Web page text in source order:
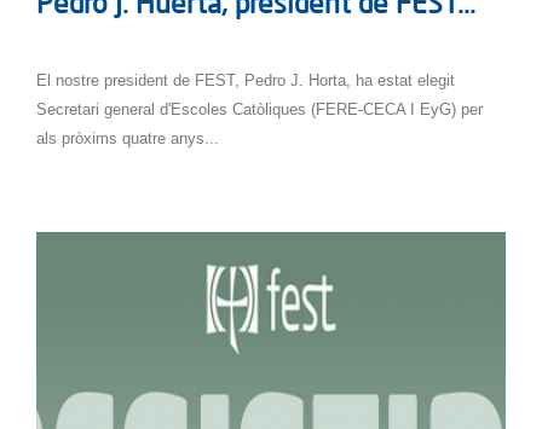
El nostre president de FEST, Pedro J. Horta, ha estat elegit
Secretari general d'Escoles Catòliques (FERE-CECA I EyG) per
als pròxims quatre anys...